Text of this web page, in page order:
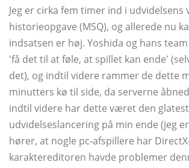
Jeg er cirka fem timer ind i udvidelsens
historieopgave (MSQ), og allerede nu
indsatsen er høj. Yoshida og hans
'få det til at føle, at spillet kan ende'
det), og indtil videre rammer de dette
minutters kø til side, da serverne
indtil videre har dette været den
udvidelseslancering på min ende (jeg
hører, at nogle pc-afspillere har
karaktereditoren havde problemer